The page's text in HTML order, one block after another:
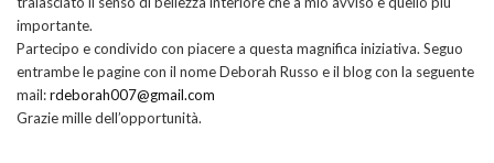
importante.
Partecipo e condivido con piacere a questa magnifica iniziativa. Seguo
entrambe le pagine con il nome Deborah Russo e il blog con la seguente
mail:rdeborah007@gmail.com
Grazie mille dell’opportunità.